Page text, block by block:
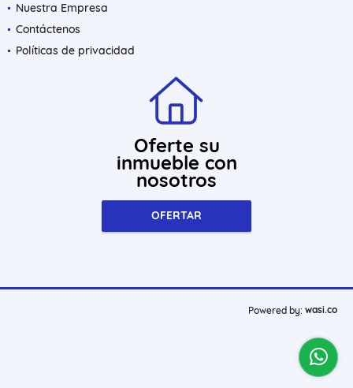
Nuestra Empresa
Contáctenos
Políticas de privacidad
Oferte su
inmueble con
nosotros
OFERTAR
Powered by: wasi.co